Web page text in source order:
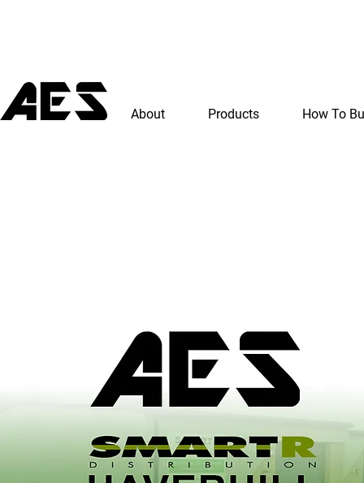
About Products How To